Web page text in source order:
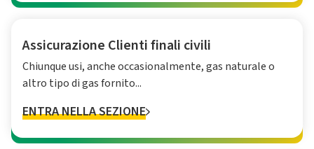
Assicurazione Clienti finali civili
Chiunque usi, anche occasionalmente, gas naturale o
altro tipo di gas fornito...
ENTRA NELLA SEZIONE